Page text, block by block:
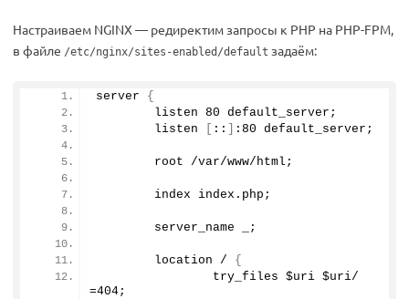
Настраиваем NGINX — редиректим запросы к PHP на PHP-FPM,
в файле /etc/nginx/sites-enabled/default задаём:
server {
        listen
80 default_server;
        listen
:: : 80 default_server;
        root /var/www/html;
        index index.
php ;
        server_name _;
        location /
{
                try_files $uri $uri/
=404;